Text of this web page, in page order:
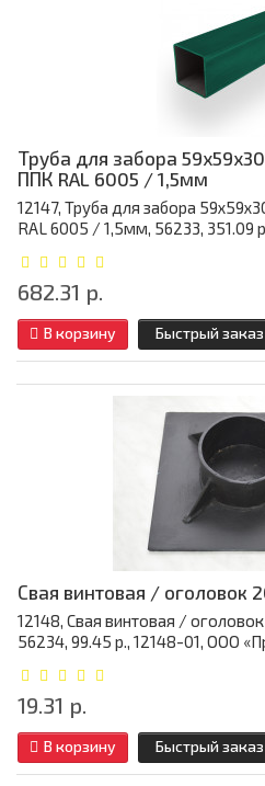
Труба для забора
ППК RAL 6005 / 1,5мм
12147, Труба для забора
RAL 6005 / 1,5мм, 56233, 351.09
682.31 р.
В корзину Быстрый заказ
Свая винтовая / оголовок
12148, Свая винтовая /
56234, 99.45 р., 12148-01, ООО
19.31 р.
В корзину Быстрый заказ